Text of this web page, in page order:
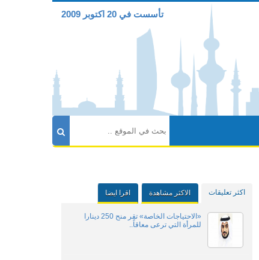
تأسست في 20 اكتوبر 2009
اكثر تعليقات الاكثر مشاهدة اقرا ايضا
«الاحتياجات الخاصة» تقر منح 250 دينارا
للمرأة التي ترعى معاقاً..